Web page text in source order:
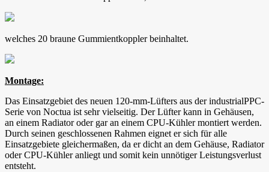
welches 20 braune Gummientkoppler beinhaltet.
Montage:
Das Einsatzgebiet des neuen 120-mm-Lüfters aus der industrialPPC-
Serie von Noctua ist sehr vielseitig. Der Lüfter kann in Gehäusen,
an einem Radiator oder gar an einem CPU-Kühler montiert werden.
Durch seinen geschlossenen Rahmen eignet er sich für alle
Einsatzgebiete gleichermaßen, da er dicht an dem Gehäuse, Radiator
oder CPU-Kühler anliegt und somit kein unnötiger Leistungsverlust
entsteht.